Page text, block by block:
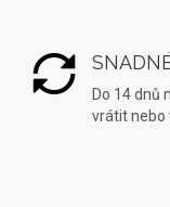
Do 14 dnů
vrátit nebo